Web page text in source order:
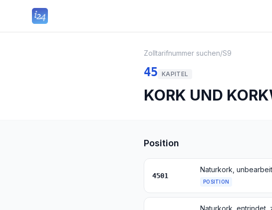
Zolltarifnummer suchen/S9
45 KAPITEL
KORK UND
Position
4501
Naturkork,
POSITION